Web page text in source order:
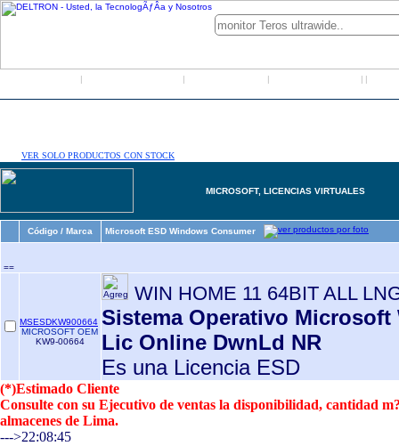
| | | | |
VER SOLO PRODUCTOS CON STOCK
MICROSOFT, LICENCIAS VIRTUALES
Código / Marca Microsoft ESD Windows Consumer
==
MSESDKW900664
MICROSOFT OEM
KW9-00664
WIN HOME 11 64BIT ALL
Sistema Operativo
Lic Online DwnLd NR
Es una Licencia ESD
(*)Estimado Cliente
Consulte con su Ejecutivo de ventas la disponibilidad, cantidad
almacenes de Lima.
--->22:08:45